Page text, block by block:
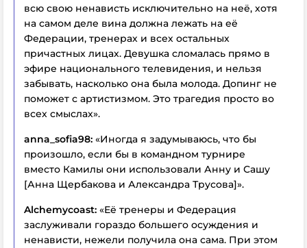
всю свою ненависть исключительно на неё, хотя
на самом деле вина должна лежать на её
Федерации, тренерах и всех остальных
причастных лицах. Девушка сломалась прямо в
эфире национального телевидения, и нельзя
забывать, насколько она была молода. Допинг не
поможет с артистизмом. Это трагедия просто во
всех смыслах».
anna_sofia98: «Иногда я задумываюсь, что бы
произошло, если бы в командном турнире
вместо Камилы они использовали Анну и Сашу
[Анна Щербакова и Александра Трусова]».
Alchemycoast: «Её тренеры и Федерация
заслуживали гораздо большего осуждения и
ненависти, нежели получила она сама. При этом